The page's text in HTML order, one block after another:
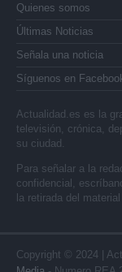
Quienes somos
Últimas Noticias
Señala una noticia
Síguenos en
Actualidad.es es la
televisión, crónica,
su ciudad.
Para señalar a la
confidencial,
la retirada del
Copyright © 2024 |